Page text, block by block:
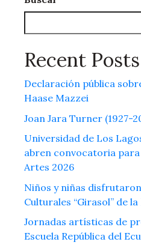
Recent Posts
Declaración pública
Haase Mazzei
Joan Jara Turner (1927-
Universidad de Los
abren convocatoria
Artes 2026
Niños y niñas
Culturales “Girasol” de
Jornadas artísticas de
Escuela República del